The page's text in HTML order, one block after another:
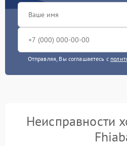
Отправляя, Вы соглашаетесь с
Неисправности